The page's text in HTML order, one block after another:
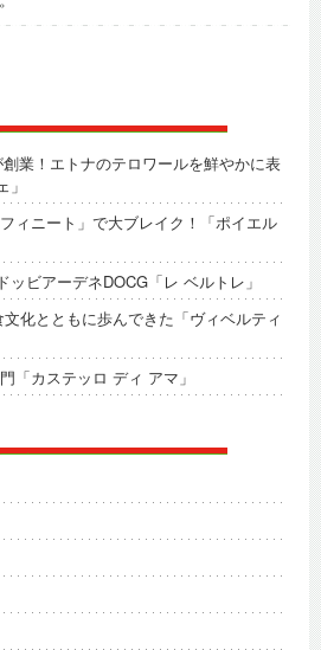
業！エトナのテロワールを鮮やかに表
ィニート」で大ブレイク！「ポイエル
ビアーデネDOCG「レ ベルトレ」
化とともに歩んできた「ヴィベルティ
「カステッロ ディ アマ」